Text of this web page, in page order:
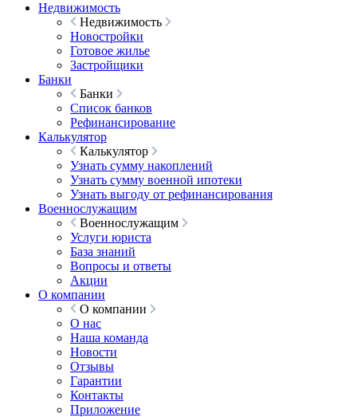
Недвижимость
Недвижимость
Новостройки
Готовое жилье
Застройщики
Банки
Банки
Список банков
Рефинансирование
Калькулятор
Калькулятор
Узнать сумму накоплений
Узнать сумму военной ипотеки
Узнать выгоду от рефинансирования
Военнослужащим
Военнослужащим
Услуги юриста
База знаний
Вопросы и ответы
Акции
О компании
О компании
О нас
Наша команда
Новости
Отзывы
Гарантии
Контакты
Приложение